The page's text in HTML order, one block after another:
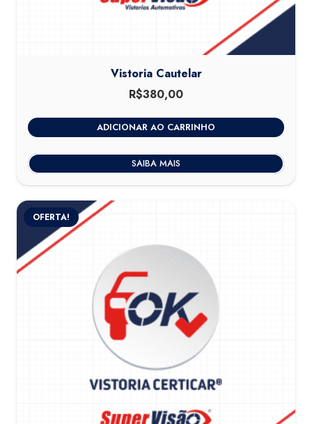
Vistoria Cautelar
R$380,00
ADICIONAR AO CARRINHO
SAIBA MAIS
OFERTA!